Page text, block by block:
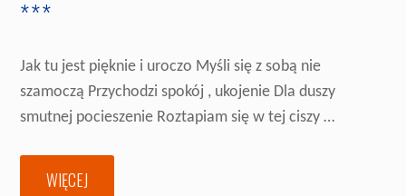
***
Jak tu jest pięknie i uroczo Myśli się z sobą nie
szamoczą Przychodzi spokój , ukojenie Dla duszy
smutnej pocieszenie Roztapiam się w tej ciszy …
WIĘCEJ